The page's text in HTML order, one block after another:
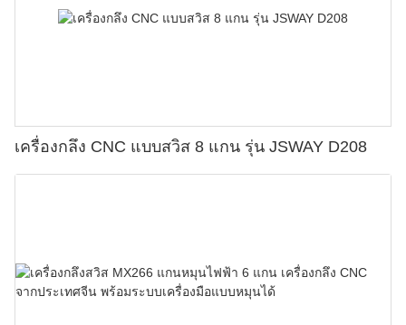
เครื่องกลึง CNC แบบสวิส 8 แกน รุ่น JSWAY D208